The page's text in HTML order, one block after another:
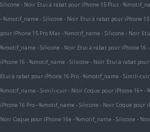
Silicone - Noir Etui à rabat pour iPhone 15 Plus -
- %motif_name - Silicone - Noir Etui à rabat pour iPhone
pour iPhone 15 Pro Max - %motif_name - Silicone - Noir
%motif_name - Silicone - Noir Etui à rabat pour iPhone
iPhone 16 - %motif_name - Silicone - Noir Etui à rabat
Etui à rabat pour iPhone 16 Pro - %motif_name - Simili-
%motif_name - Simili-cuir - Noir Coque pour iPhone 16+ -
iPhone 16 Pro - %motif_name - Silicone - Noir Coque pour
Noir Coque pour iPhone 16e - %motif_name - Silicone -